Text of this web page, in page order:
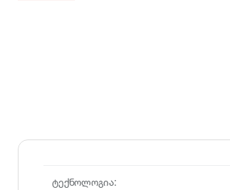
ტექნოლოგია: